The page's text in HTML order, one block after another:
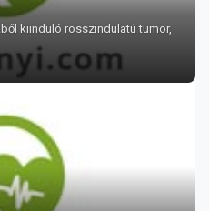
kiinduló rosszindulatú tumor,